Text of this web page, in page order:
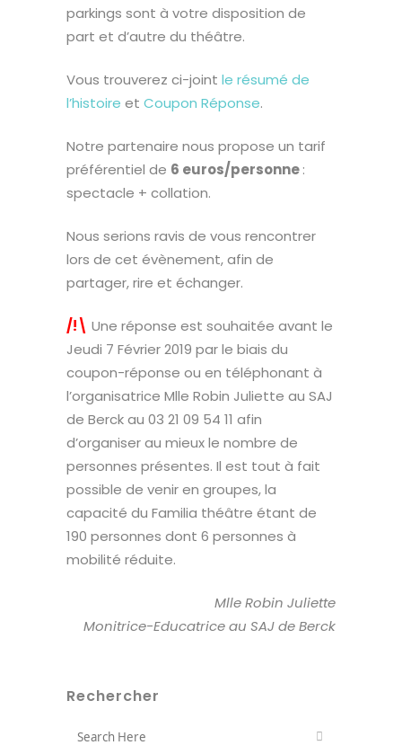
parkings sont à votre disposition de
part et d’autre du théâtre.
Vous trouverez ci-joint le résumé de
l’histoire et Coupon Réponse.
Notre partenaire nous propose un tarif
préférentiel de 6 euros/personne:
spectacle + collation.
Nous serions ravis de vous rencontrer
lors de cet évènement, afin de
partager, rire et échanger.
/!\ Une réponse est souhaitée avant le
Jeudi 7 Février 2019 par le biais du
coupon-réponse ou en téléphonant à
l’organisatrice Mlle Robin Juliette au SAJ
de Berck au 03 21 09 54 11 afin
d’organiser au mieux le nombre de
personnes présentes. Il est tout à fait
possible de venir en groupes, la
capacité du Familia théâtre étant de
190 personnes dont 6 personnes à
mobilité réduite.
Mlle Robin Juliette
Monitrice-Educatrice au SAJ de Berck
Rechercher